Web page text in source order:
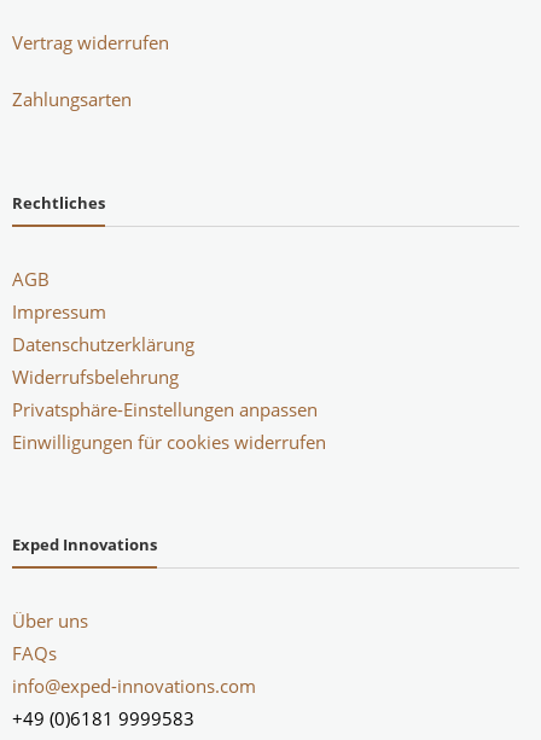
Vertrag widerrufen
Zahlungsarten
Rechtliches
AGB
Impressum
Datenschutzerklärung
Widerrufsbelehrung
Privatsphäre-Einstellungen anpassen
Einwilligungen für cookies widerrufen
Exped Innovations
Über uns
FAQs
info@exped-innovations.com
+49 (0)6181 9999583